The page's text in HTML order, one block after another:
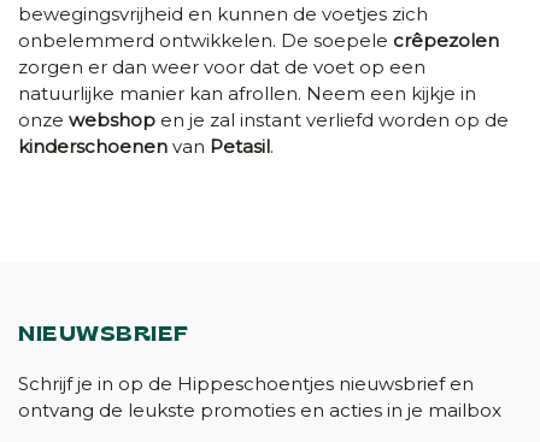
bewegingsvrijheid en kunnen de voetjes zich
onbelemmerd ontwikkelen. De soepele crêpezolen
zorgen er dan weer voor dat de voet op een
natuurlijke manier kan afrollen. Neem een kijkje in
onze webshop en je zal instant verliefd worden op de
kinderschoenen van Petasil.
NIEUWSBRIEF
Schrijf je in op de Hippeschoentjes nieuwsbrief en
ontvang de leukste promoties en acties in je mailbox